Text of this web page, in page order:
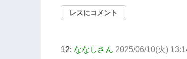
レスにコメント
12: ななしさん 2025/06/10(火)